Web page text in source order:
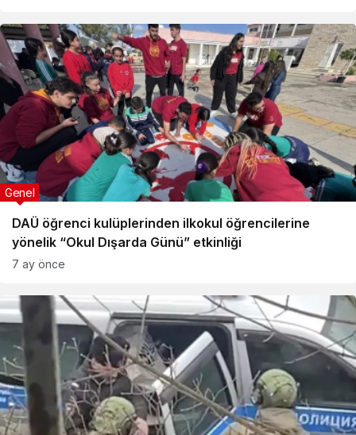
DAÜ öğrenci kulüplerinden ilkokul öğrencilerine
yönelik “Okul Dışarda Günü” etkinliği
Genel
7 ay önce